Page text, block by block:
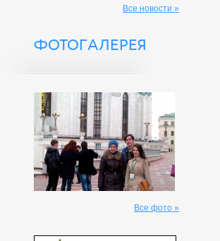
Все новости »
ФОТОГАЛЕРЕЯ
Все фото »